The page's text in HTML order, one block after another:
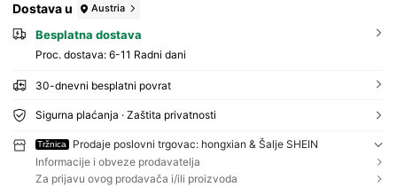
Dostava u Austria
Besplatna dostava
Proc. dostava: 6-11 Radni dani
30-dnevni besplatni povrat
Sigurna plaćanja · Zaštita privatnosti
Tržnica
Prodaje poslovni trgovac: hongxian & Šalje SHEIN
Informacije i obveze prodavatelja
Za prijavu ovog prodavača i/ili proizvoda